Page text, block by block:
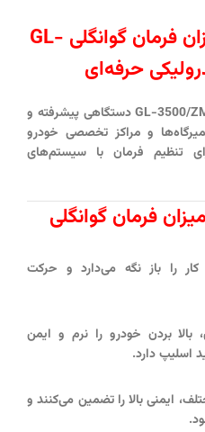
دستگاه جک قیچی میزان فرمان گوانگلی GL-
جک قیچی میزان فرمان گوانگلی GL-3500/ZM دستگاهی پیشرفته و
و مراکز تخصصی خودرو
تنظیم فرمان با سیستم‌های
فرمان گوانگلی
را باز نگه می‌دارد و حرکت
بردن خودرو را نرم و ایمن
اسلیپ دارد.
ایمنی بالا را تضمین می‌کنند و